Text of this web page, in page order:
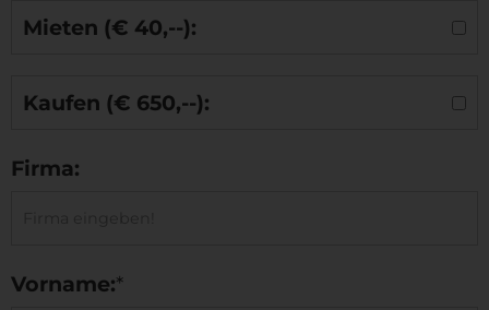
Mieten (€ 40,--):
Kaufen (€ 650,--):
Firma:
Vorname:*